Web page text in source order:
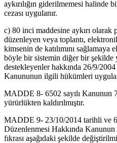
aykırılığın giderilmemesi halinde
cezası uygulanır.
c) 80 inci maddesine aykırı olarak
düzenleyen veya toplantı,
kimsenin de katılımını
böyle bir sistemin diğer bir şekilde
destekleyenler hakkında 26/9/
Kanununun ilgili hükümleri
MADDE 8- 6502 sayılı Kanunun
yürürlükten kaldırılmıştır.
MADDE 9- 23/10/2014 tarihli ve
Düzenlenmesi Hakkında
fıkrası aşağıdaki şekilde